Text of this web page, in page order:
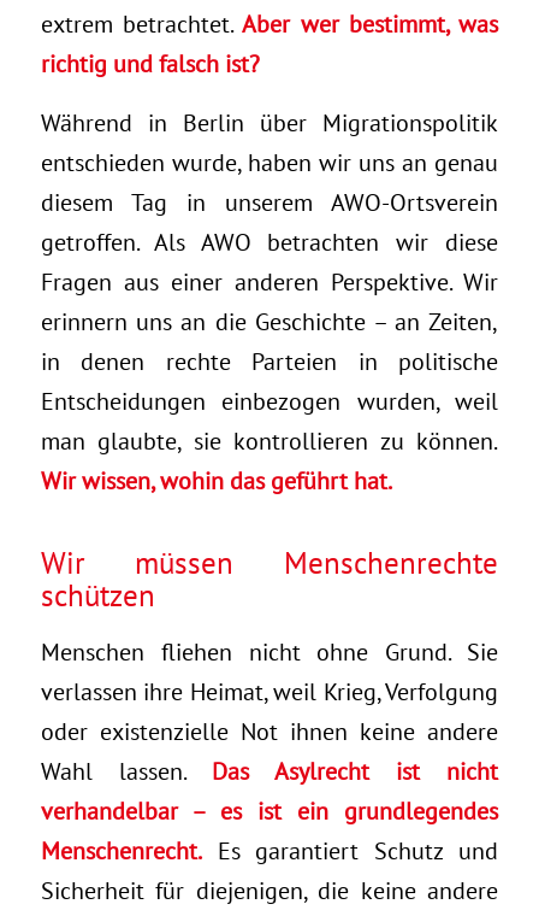
extrem betrachtet.Aber wer bestimmt, was
richtig und falsch ist?
Während in Berlin über Migrationspolitik
entschieden wurde, haben wir uns an genau
diesem Tag in unserem AWO-Ortsverein
getroffen. Als AWO betrachten wir diese
Fragen aus einer anderen Perspektive. Wir
erinnern uns an die Geschichte – an Zeiten,
in denen rechte Parteien in politische
Entscheidungen einbezogen wurden, weil
man glaubte, sie kontrollieren zu können.
Wir wissen, wohin das geführt hat.
Wir müssen Menschenrechte
schützen
Menschen fliehen nicht ohne Grund. Sie
verlassen ihre Heimat, weil Krieg, Verfolgung
oder existenzielle Not ihnen keine andere
Wahl lassen. Das Asylrecht ist nicht
verhandelbar – es ist ein grundlegendes
Menschenrecht.Es garantiert Schutz und
Sicherheit für diejenigen, die keine andere